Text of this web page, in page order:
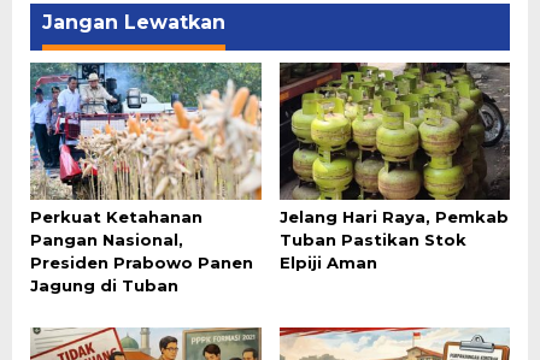
Jangan Lewatkan
Perkuat Ketahanan
Pangan Nasional,
Presiden Prabowo Panen
Jagung di Tuban
Jelang Hari Raya, Pemkab
Tuban Pastikan Stok
Elpiji Aman